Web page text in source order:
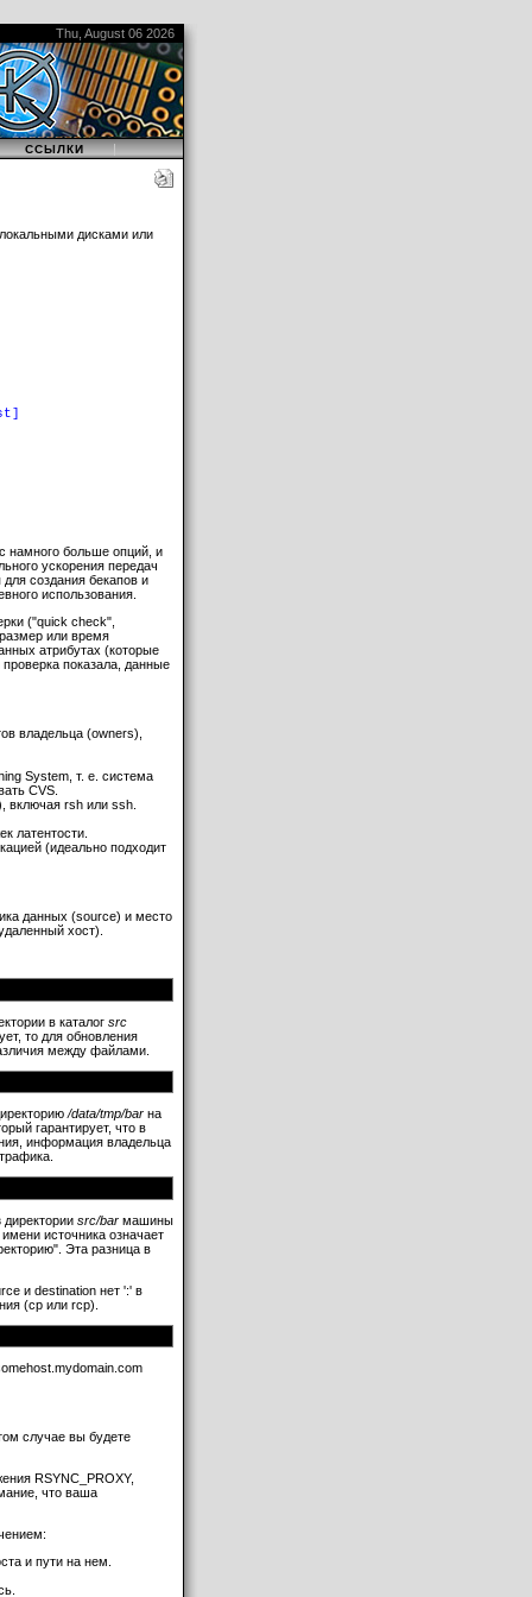
Thu, August 06 2026
ССЫЛКИ |
дисками или
намного больше опций, и
ускорения передач
создания бекапов и
использования.
("quick check",
или время
атрибутах (которые
показала, данные
владельца (owners),
System, т. е. система
CVS.
включая rsh или ssh.
латентости.
(идеально подходит
данных (source) и место
хост).
в каталог src
то для обновления
между файлами.
/data/tmp/bar на
гарантирует, что в
информация владельца
src/bar машины
источника означает
Эта разница в
и destination нет ':' в
(cp или rcp).
случае вы будете
RSYNC_PROXY,
что ваша
и пути на нем.
PATTERN
и времени
решения для
файла
PATTERN (шаблон
как символические
dir
дерева destination
super-user)
user) +files
user)
файлы (не dir)
group
A,-X)